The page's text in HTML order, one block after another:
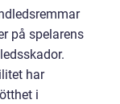
på spelarens
har
i